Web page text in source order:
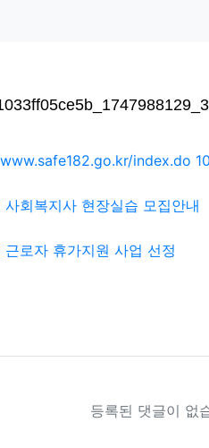
index.do
회복지사 현장실습 모집안내
로자 휴가지원 사업 선정
등록된 댓글이 없